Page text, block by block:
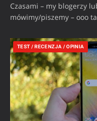
Czasami – my blogerzy
mówimy/piszemy – ooo
TEST / RECENZJA / OPINIA